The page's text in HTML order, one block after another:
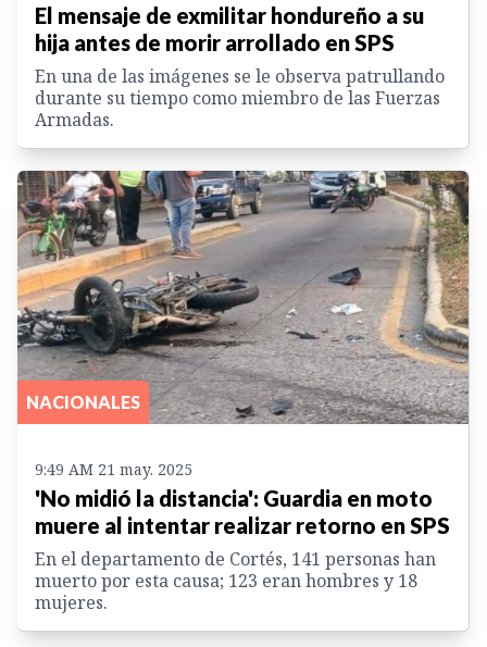
El mensaje de exmilitar hondureño a su
hija antes de morir arrollado en SPS
En una de las imágenes se le observa patrullando
durante su tiempo como miembro de las Fuerzas
Armadas.
NACIONALES
9:49 AM 21 may. 2025
'No midió la distancia': Guardia en moto
muere al intentar realizar retorno en SPS
En el departamento de Cortés, 141 personas han
muerto por esta causa; 123 eran hombres y 18
mujeres.